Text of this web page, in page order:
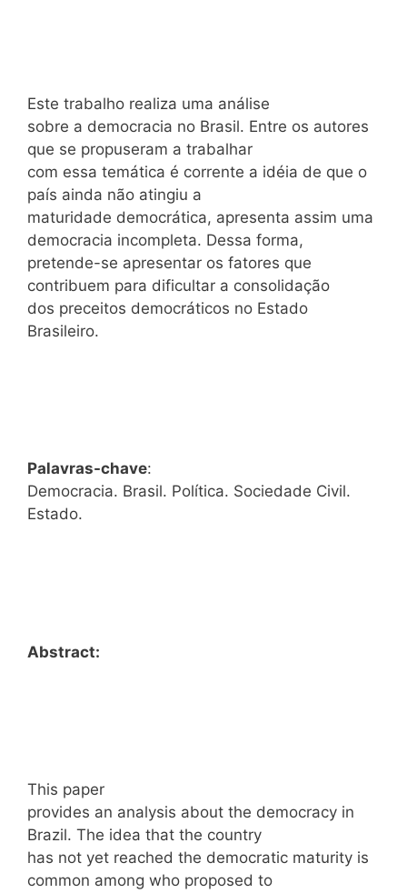
Este trabalho realiza uma análise
sobre a democracia no Brasil. Entre os autores
que se propuseram a trabalhar
com essa temática é corrente a idéia de que o
país ainda não atingiu a
maturidade democrática, apresenta assim uma
democracia incompleta. Dessa forma,
pretende-se apresentar os fatores que
contribuem para dificultar a consolidação
dos preceitos democráticos no Estado
Brasileiro.
Palavras-chave:
Democracia. Brasil. Política. Sociedade Civil.
Estado.
Abstract:
This paper
provides an analysis about the democracy in
Brazil. The idea that the country
has not yet reached the democratic maturity is
common among who proposed to